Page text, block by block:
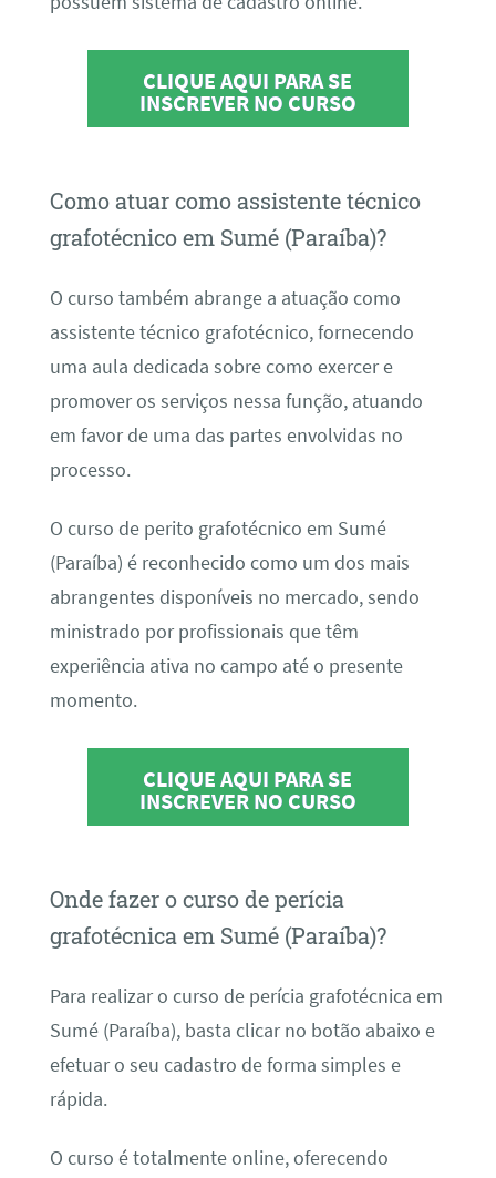
CLIQUE AQUI PARA SE
INSCREVER NO CURSO
Como atuar como assistente técnico
grafotécnico em Sumé (Paraíba)?
O curso também abrange a atuação como
assistente técnico grafotécnico, fornecendo
uma aula dedicada sobre como exercer e
promover os serviços nessa função, atuando
em favor de uma das partes envolvidas no
processo.
O curso de perito grafotécnico em Sumé
(Paraíba) é reconhecido como um dos mais
abrangentes disponíveis no mercado, sendo
ministrado por profissionais que têm
experiência ativa no campo até o presente
momento.
CLIQUE AQUI PARA SE
INSCREVER NO CURSO
Onde fazer o curso de perícia
grafotécnica em Sumé (Paraíba)?
Para realizar o curso de perícia grafotécnica em
Sumé (Paraíba), basta clicar no botão abaixo e
efetuar o seu cadastro de forma simples e
rápida.
O curso é totalmente online, oferecendo